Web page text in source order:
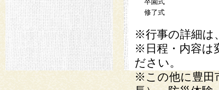
修了式
※行事の詳細は
※日程・内容は
ださい。
※この他に豊田